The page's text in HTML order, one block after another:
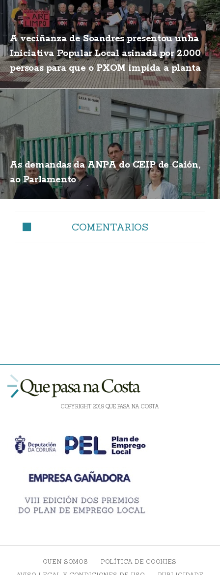
A veciñanza de Soandres presentou unha
Iniciativa Popular Local asinada por 2.000
persoas para que o PXOM impida a planta
de biogás
As demandas da ANPA do CEIP de Caión,
ao Parlamento
COMENTARIOS
COPYRIGHT 2019 QUE PASA NA COSTA
QUEN SOMOS
POLÍTICA DE COOKIES